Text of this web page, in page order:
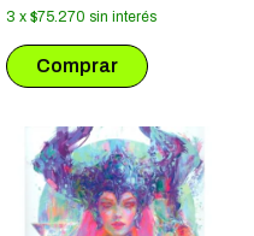
3 x $75.270 sin interés